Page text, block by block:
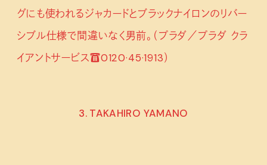
グにも使われるジャカードとブラックナイロンのリバー
シブル仕様で間違いなく男前。（プラダ／プラダ クラ
イアントサービス☎0120·45·1913）
3. TAKAHIRO YAMANO